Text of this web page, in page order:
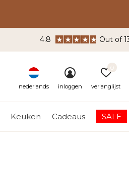
Keuken Cadeaus SALE
nederlands inloggen verlanglijst
4.8 Out of